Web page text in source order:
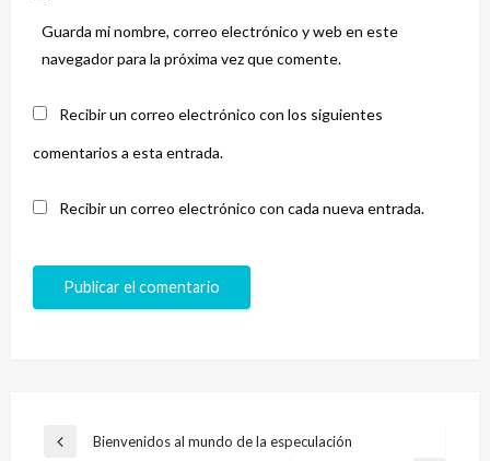
Guarda mi nombre, correo electrónico y web en este
navegador para la próxima vez que comente.
Recibir un correo electrónico con los siguientes
comentarios a esta entrada.
Recibir un correo electrónico con cada nueva entrada.
Navegación
Entrada
Bienvenidos al mundo de la especulación